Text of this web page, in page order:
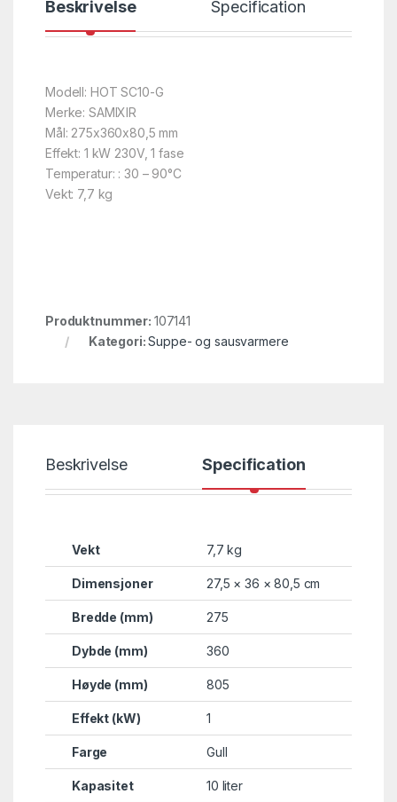
Beskrivelse Specification
Modell: HOT SC10-G
Merke: SAMIXIR
Mål: 275x360x80,5 mm
Effekt: 1 kW 230V, 1 fase
Temperatur: : 30 – 90°C
Vekt: 7,7 kg
Produktnummer: 107141
Kategori:Suppe- og sausvarmere
Beskrivelse Specification
Vekt 7,7 kg
Dimensjoner 27,5 × 36 × 80,5 cm
Bredde (mm) 275
Dybde (mm) 360
Høyde (mm) 805
Effekt (kW) 1
Farge Gull
Kapasitet 10 liter